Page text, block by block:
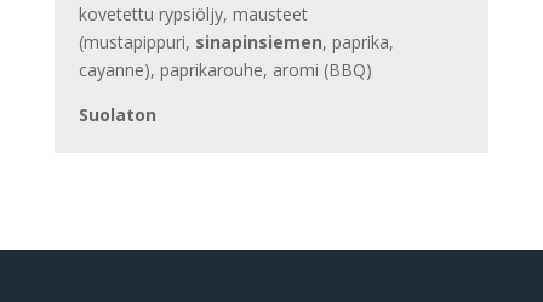
kovetettu rypsiöljy, mausteet
(mustapippuri, sinapinsiemen, paprika,
cayanne), paprikarouhe, aromi (BBQ)
Suolaton